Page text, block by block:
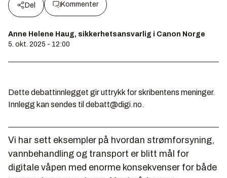
Del Kommenter
Anne Helene Haug, sikkerhetsansvarlig i Canon Norge
5. okt. 2025 - 12:00
Dette debattinnlegget gir uttrykk for skribentens meninger.
Innlegg kan sendes til debatt@digi.no.
Vi har sett eksempler på hvordan strømforsyning,
vannbehandling og transport er blitt mål for
digitale våpen med enorme konsekvenser for både